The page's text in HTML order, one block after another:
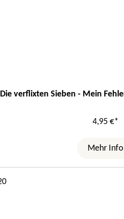
Die verflixten Sieben - Mein
4,95 €*
Mehr Info